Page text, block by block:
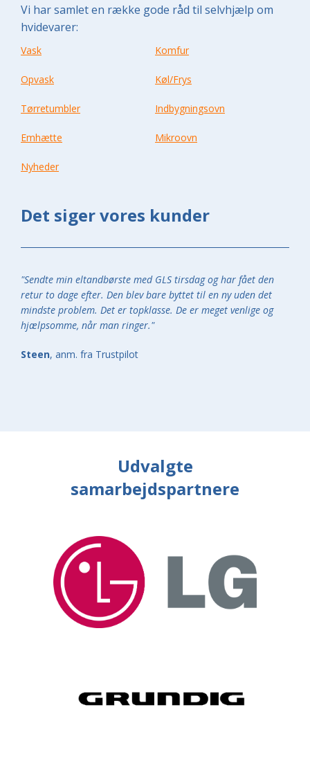
Vi har samlet en række gode råd til selvhjælp om
hvidevarer:
Vask Komfur
Opvask Køl/Frys
Tørretumbler Indbygningsovn
Emhætte Mikroovn
Nyheder
Det siger vores kunder
"Sendte min eltandbørste med GLS tirsdag og har fået den
retur to dage efter. Den blev bare byttet til en ny uden det
mindste problem. Det er topklasse. De er meget venlige og
hjælpsomme, når man ringer."
Steen, anm. fra Trustpilot
Udvalgte
samarbejdspartnere